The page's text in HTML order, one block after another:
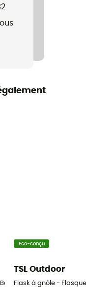
isotherme
Eco-conçu
TSL Outdoor
Flask à gnôle -